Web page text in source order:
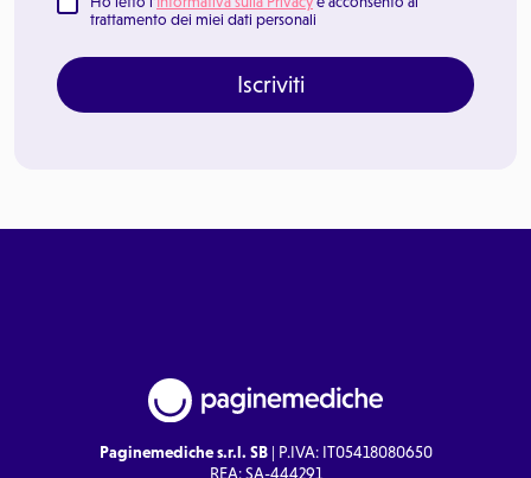
trattamento dei miei dati personali
Iscriviti
Paginemediche s.r.l. SB| P.IVA: IT05418080650
REA: SA-444291